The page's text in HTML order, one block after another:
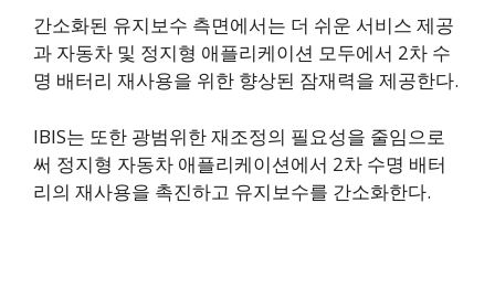
간소화된 유지보수 측면에서는 더 쉬운 서비스 제공
과 자동차 및 정지형 애플리케이션 모두에서 2차 수
명 배터리 재사용을 위한 향상된 잠재력을 제공한다.
IBIS는 또한 광범위한 재조정의 필요성을 줄임으로
써 정지형 자동차 애플리케이션에서 2차 수명 배터
리의 재사용을 촉진하고 유지보수를 간소화한다.